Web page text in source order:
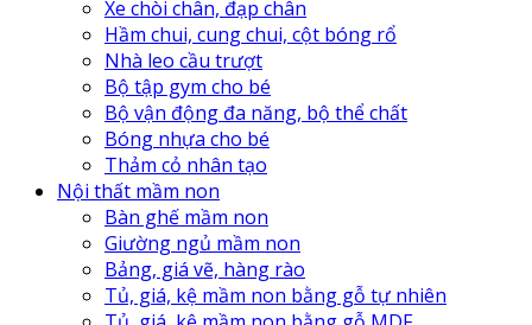
Xe chòi chân, đạp chân
Hầm chui, cung chui, cột bóng rổ
Nhà leo cầu trượt
Bộ tập gym cho bé
Bộ vận động đa năng, bộ thể chất
Bóng nhựa cho bé
Thảm cỏ nhân tạo
Nội thất mầm non
Bàn ghế mầm non
Giường ngủ mầm non
Bảng, giá vẽ, hàng rào
Tủ, giá, kệ mầm non bằng gỗ tự nhiên